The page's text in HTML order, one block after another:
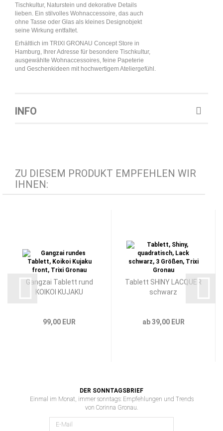
Tischkultur, Naturstein und dekorative Details
lieben. Ein stilvolles Wohnaccessoire, das auch
ohne Tasse oder Glas als kleines Designobjekt
seine Wirkung entfaltet.
Erhältlich im TRIXI GRONAU Concept Store in
Hamburg, Ihrer Adresse für besondere Tischkultur,
ausgewählte Wohnaccessoires, feine Papeterie
und Geschenkideen mit hochwertigem Ateliergefühl.
INFO
ZU DIESEM PRODUKT EMPFEHLEN WIR
IHNEN:
Gangzai Tablett rund
KOIKOI KUJAKU
99,00 EUR
Tablett SHINY LACQUER
schwarz
ab 39,00 EUR
DER SONNTAGSBRIEF
Einmal im Monat, immer sonntags: Empfehlungen und Trends
von Corinna Gronau.